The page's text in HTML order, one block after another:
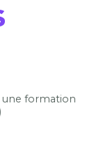
une formation